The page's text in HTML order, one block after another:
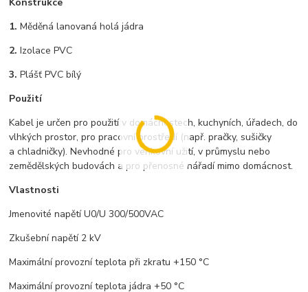
1. Měděná lanovaná holá jádra
2.Izolace PVC
3. Plášť PVC bílý
Použití
Kabel je určen pro použití v domácnostech, kuchyních, úřadech, do
vlhkých prostor, pro pracovní prostředí (např. pračky, sušičky
a chladničky). Nevhodné pro venkovní užití, v průmyslu nebo
zemědělských budovách a pro přenosné nářadí mimo domácnost.
Vlastnosti
Jmenovité napětí U0/U 300/500VAC
Zkušební napětí 2 kV
Maximální provozní teplota při zkratu +150 °C
Maximální provozní teplota jádra +50 °C